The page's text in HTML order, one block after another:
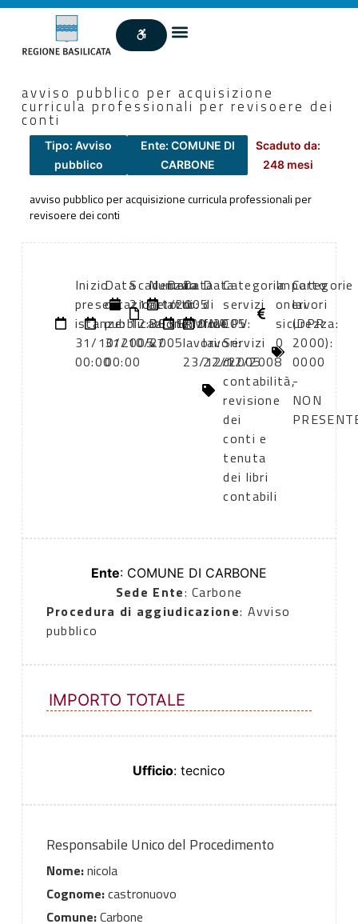
avviso pubblico per acquisizione
curricula professionali per revisoere dei
conti
Tipo: Avviso
pubblico
Ente: COMUNE DI
CARBONE
Scaduto da:
248 mesi
avviso pubblico per acquisizione curricula professionali per
revisoere dei conti
Inizio
presentazione
istanze:
31/10/2005
00:00
Data
di
pubblicazione:
31/10/2005
00:00
Scadenza:
21/11/2005
12:30
Numero
atto:
DETERMINA
47
Data
atto:
31/10/2005
Data
di
inizio
lavori:
23/12/2005
Data
di
fine
lavori:
22/12/2008
Categoria
servizi
CPV:
Servizi
di
contabilità,
revisione
dei
conti e
tenuta
dei libri
contabili
Importo
oneri
sicurezza:
0
Categorie
lavori
(DPR
2000):
0000
-
NON
Ente: COMUNE DI CARBONE
Sede Ente: Carbone
Procedura di aggiudicazione: Avviso
pubblico
IMPORTO TOTALE
Ufficio: tecnico
Responsabile Unico del Procedimento
Nome:nicola
Cognome:castronuovo
Comune:Carbone